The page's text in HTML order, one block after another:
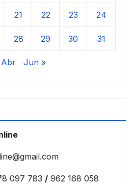
21 22 23 24
28 29 30 31
Abr Jun »
097 783 / 962 168 058